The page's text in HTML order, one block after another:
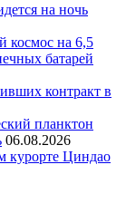
на ночь
космос на 6,5
батарей
контракт в
планктон
06.08.2026
курорте Циндао